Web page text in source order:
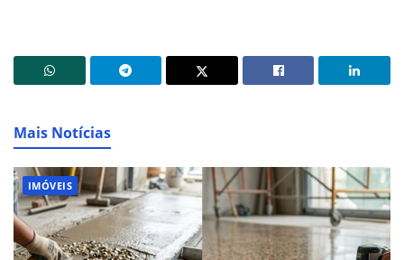
Mais Notícias
IMÓVEIS